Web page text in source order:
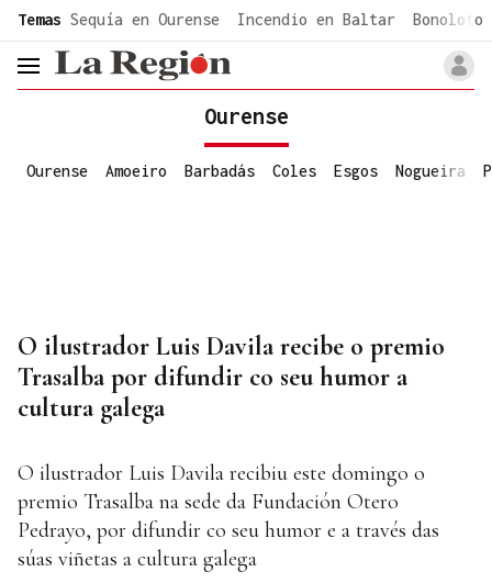
common.go-to-content
Temas Sequía en Ourense Incendio en Baltar Bonoloto
header.menu.open
Ourense
Ourense Amoeiro Barbadás Coles Esgos Nogueira
O ilustrador Luis Davila recibe o premio
Trasalba por difundir co seu humor a
cultura galega
O ilustrador Luis Davila recibiu este domingo o
premio Trasalba na sede da Fundación Otero
Pedrayo, por difundir co seu humor e a través das
súas viñetas a cultura galega